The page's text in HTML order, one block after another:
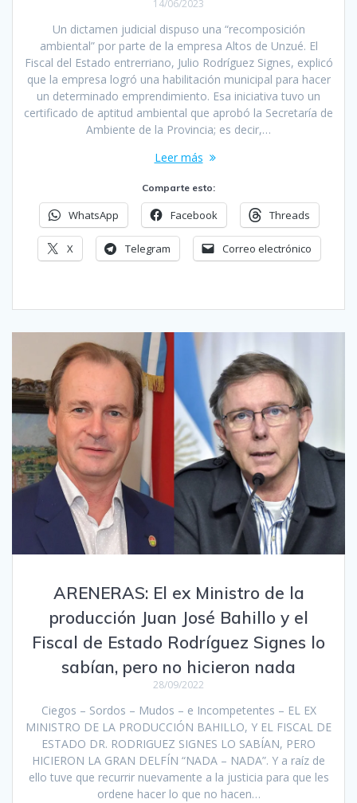
14/06/2023
Un dictamen judicial dispuso una “recomposición
ambiental” por parte de la empresa Altos de Unzué. El
Fiscal del Estado entrerriano, Julio Rodríguez Signes, explicó
que la empresa logró una habilitación municipal para hacer
un determinado emprendimiento. Esa iniciativa tuvo un
certificado de aptitud ambiental que aprobó la Secretaría de
Ambiente de la Provincia; es decir,…
Leer más
Comparte esto:
WhatsApp Facebook Threads
X Telegram Correo electrónico
ARENERAS: El ex Ministro de la
producción Juan José Bahillo y el
Fiscal de Estado Rodríguez Signes lo
sabían, pero no hicieron nada
28/09/2022
Ciegos – Sordos – Mudos – e Incompetentes – EL EX
MINISTRO DE LA PRODUCCIÓN BAHILLO, Y EL FISCAL DE
ESTADO DR. RODRIGUEZ SIGNES LO SABÍAN, PERO
HICIERON LA GRAN DELFÍN “NADA – NADA”. Y a raíz de
ello tuve que recurrir nuevamente a la justicia para que les
ordene hacer lo que no hacen…